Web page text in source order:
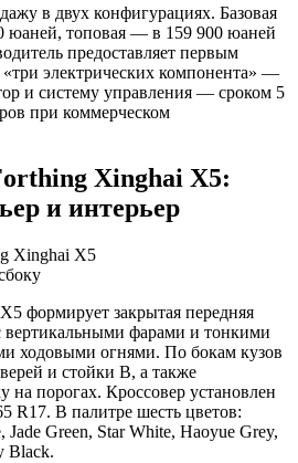
в двух конфигурациях. Базовая
юаней, топовая — в 159 900 юаней
предоставляет первым
электрических компонента» —
и систему управления — сроком 5
при коммерческом
Xinghai X5:
и интерьер
формирует закрытая передняя
вертикальными фарами и тонкими
ходовыми огнями. По бокам кузов
и стойки B, а также
на порогах. Кроссовер установлен
R17. В палитре шесть цветов:
Green, Star White, Haoyue Grey,
Black.